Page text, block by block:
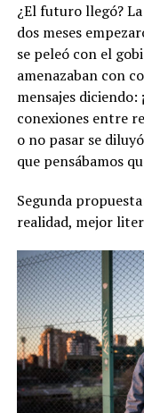
¿El futuro llegó?
dos meses
se peleó con el
amenazaban con
mensajes diciendo:
conexiones entre
o no pasar se
que pensábamos
Segunda
realidad, mejor